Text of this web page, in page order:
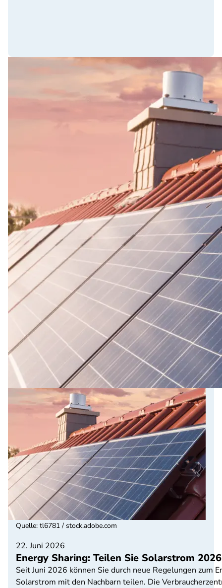
22. Juni 2026
Energy Sharing: Teilen Sie Solarstrom
Seit Juni 2026 können Sie durch neue Regelungen zum
Solarstrom mit den Nachbarn teilen. Die
Quelle: tl6781 / stock.adobe.com